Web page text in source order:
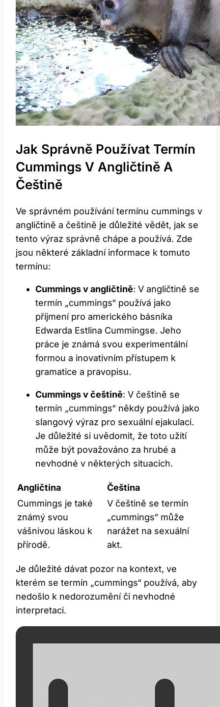
Jak Správně Používat Termín
Cummings V Angličtině A
Češtině
Ve správném používání termínu cummings v
angličtině a češtině je důležité vědět, jak se
tento výraz správně chápe a používá. Zde
jsou některé základní informace k tomuto
termínu:
Cummings v angličtině: V angličtině se
termín „cummings“ používá jako
příjmení pro amerického básníka
Edwarda Estlina Cummingse. Jeho
práce je známá svou experimentální
formou a inovativním přístupem k
gramatice a pravopisu.
Cummings v češtině: V češtině se
termín „cummings“ někdy používá jako
slangový výraz pro sexuální ejakulaci.
Je důležité si uvědomit, že toto užití
může být považováno za hrubé a
nevhodné v některých situacích.
Angličtina
Čeština
Cummings je také
známý svou
vášnivou láskou k
přírodě.
V češtině se termín
„cummings“ může
narážet na sexuální
akt.
Je důležité dávat pozor na kontext, ve
kterém se termín „cummings“ používá, aby
nedošlo k nedorozumění či nevhodné
interpretaci.